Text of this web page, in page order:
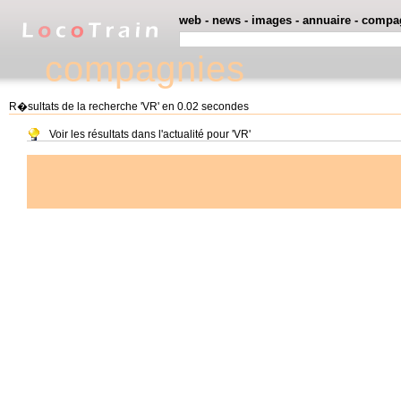
compagnies
web - news - images - annuaire -
R�sultats de la recherche 'VR' en 0.02 secondes
Voir les résultats dans l'actualité pour 'VR'